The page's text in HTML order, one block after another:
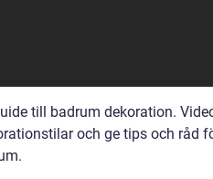
till badrum dekoration.
och ge tips och råd